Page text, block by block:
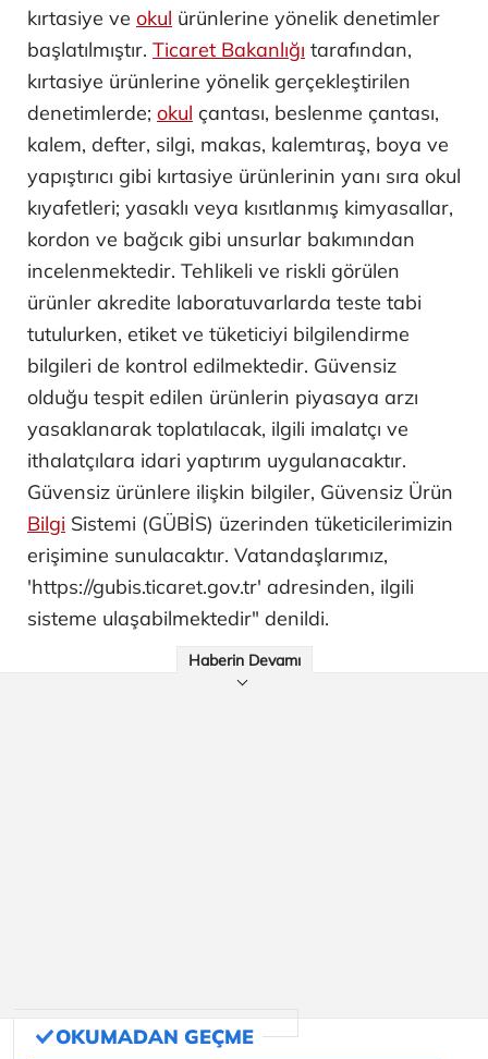
kırtasiye ve okul ürünlerine yönelik denetimler
başlatılmıştır. Ticaret Bakanlığı tarafından,
kırtasiye ürünlerine yönelik gerçekleştirilen
denetimlerde; okul çantası, beslenme çantası,
kalem, defter, silgi, makas, kalemtıraş, boya ve
yapıştırıcı gibi kırtasiye ürünlerinin yanı sıra okul
kıyafetleri; yasaklı veya kısıtlanmış kimyasallar,
kordon ve bağcık gibi unsurlar bakımından
incelenmektedir. Tehlikeli ve riskli görülen
ürünler akredite laboratuvarlarda teste tabi
tutulurken, etiket ve tüketiciyi bilgilendirme
bilgileri de kontrol edilmektedir. Güvensiz
olduğu tespit edilen ürünlerin piyasaya arzı
yasaklanarak toplatılacak, ilgili imalatçı ve
ithalatçılara idari yaptırım uygulanacaktır.
Güvensiz ürünlere ilişkin bilgiler, Güvensiz Ürün
Bilgi Sistemi (GÜBİS) üzerinden tüketicilerimizin
erişimine sunulacaktır. Vatandaşlarımız,
'https://gubis.ticaret.gov.tr' adresinden, ilgili
sisteme ulaşabilmektedir" denildi.
Haberin Devamı